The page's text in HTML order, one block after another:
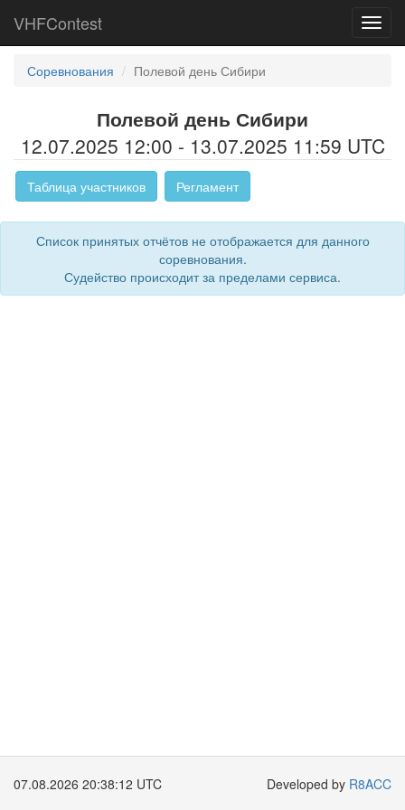
VHFContest
Соревнования Полевой день Сибири
Полевой день Сибири
12.07.2025 12:00 - 13.07.2025 11:59 UTC
Таблица участников Регламент
Список принятых отчётов не отображается для данного
соревнования.
Судейство происходит за пределами сервиса.
07.08.2026 20:38:12 UTC Developed by R8ACC